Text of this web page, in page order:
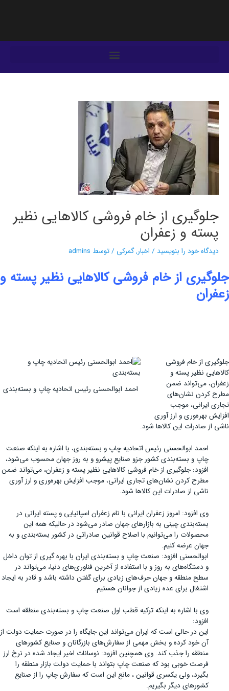
جلوگیری از خام فروشی کالاهایی نظیر
پسته و زعفران
دیدگاه‌ خود را بنویسید / اخبار,گمرکی / توسط admins
جلوگیری از خام فروشی کالاهایی نظیر پسته و
زعفران
احمد ابوالحسنی رئیس اتحادیه چاپ و بسته‌بندی
جلوگیری از خام فروشی
کالاهایی نظیر پسته و
زعفران، می‌تواند ضمن
مطرح کردن نشان‌های
تجاری ایرانی، موجب
افزایش بهره‌وری و ارز آوری
ناشی از صادرات این کالاها شود.
احمد ابوالحسنی رئیس اتحادیه چاپ و بسته‌بندی، با اشاره به اینکه صنعت
چاپ و بسته‌بندی کشور جزو صنایع پیشرو و به روز جهان محسوب می‌شود،
افزود: جلوگیری از خام فروشی کالاهایی نظیر پسته و زعفران، می‌تواند ضمن
مطرح کردن نشان‌های تجاری ایرانی، موجب افزایش بهره‌وری و ارز آوری
ناشی از صادرات این کالاها شود.
وی افزود: امروز زعفران ایرانی با نام زعفران اسپانیایی و پسته ایرانی در
بسته‌بندی چینی به بازارهای جهان صادر می‌شود در حالیکه همه این
محصولات را می‌توانیم با اصلاح قوانین صادراتی در کشور بسته‌بندی و به
جهان عرضه کنیم.
ابوالحسنی افزود: صنعت چاپ و بسته‌بندی ایران با بهره گیری از توان داخل
و دستگاه‌های به روز و با استفاده از آخرین فناوری‌های دنیا، می‌تواند در
سطح منطقه و جهان حرف‌های زیادی برای گفتن داشته باشد و قادر به ایجاد
اشتغال برای عده زیادی از جوانان هستیم.
وی با اشاره به اینکه ترکیه قطب اول صنعت چاپ و بسته‌بندی منطقه است
افزود:
این در حالی است که ایران می‌تواند این جایگاه را در صورت حمایت دولت از
آن خود کرده و بخش مهمی از سفارش‌های بازرگانان و صنایع کشورهای
منطقه را جذب کند. وی همچنین افزود: نوسانات اخیر ایجاد شده در نرخ ارز
فرصت خوبی بود که صنعت چاپ بتواند با حمایت دولت بازار منطقه را
بگیرد، ولی یکسری قوانین ، مانع این است که سفارش چاپ را از صنایع
کشورهای دیگر بگیریم.